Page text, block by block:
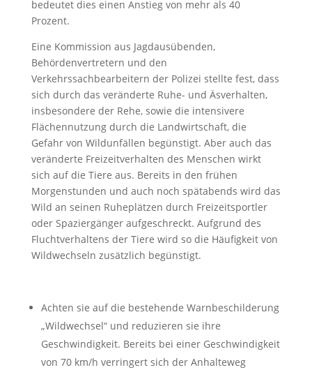
bedeutet dies einen Anstieg von mehr als 40
Prozent.
Eine Kommission aus Jagdausübenden,
Behördenvertretern und den
Verkehrssachbearbeitern der Polizei stellte fest, dass
sich durch das veränderte Ruhe- und Äsverhalten,
insbesondere der Rehe, sowie die intensivere
Flächennutzung durch die Landwirtschaft, die
Gefahr von Wildunfällen begünstigt. Aber auch das
veränderte Freizeitverhalten des Menschen wirkt
sich auf die Tiere aus. Bereits in den frühen
Morgenstunden und auch noch spätabends wird das
Wild an seinen Ruheplätzen durch Freizeitsportler
oder Spaziergänger aufgeschreckt. Aufgrund des
Fluchtverhaltens der Tiere wird so die Häufigkeit von
Wildwechseln zusätzlich begünstigt.
Achten sie auf die bestehende Warnbeschilderung
„Wildwechsel“ und reduzieren sie ihre
Geschwindigkeit. Bereits bei einer Geschwindigkeit
von 70 km/h verringert sich der Anhalteweg